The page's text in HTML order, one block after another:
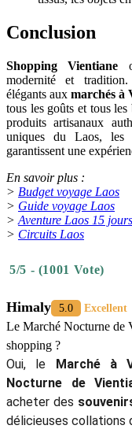
Conclusion
Shopping Vientiane
modernité et
élégants auxmarchés à
tous les goûts et tous
produits artisanaux
uniques du Laos, les
garantissent une
En savoir plus :
> Budget voyage Laos
> Guide voyage Laos
> Aventure Laos 15 jours
> Circuits Laos
5/5 - (1001 Vote)
Himaly 5.0 Excellent
Le Marché Nocturne de
shopping ?
Oui, le Marché à
Nocturne de
acheter des
délicieuses collations